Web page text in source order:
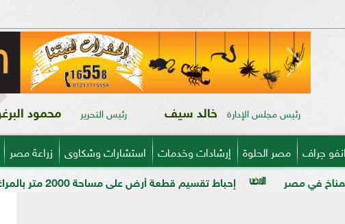
رئيس مجلس الإدارة خالد سيف رئيس التحرير محمود
جراف مصر الحلوة إرشادات وخدمات استشارات وشكاوى زراعة مصر
إحباط تقسيم قطعة أرض على مساحة 2000 متر بالمراغة قبل تنفيذ المخالفة